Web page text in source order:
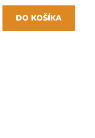
DO KOŠÍKA